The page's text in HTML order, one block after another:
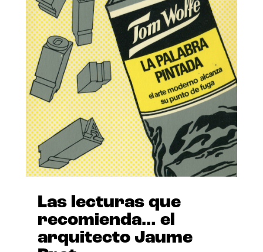
Las lecturas que
recomienda… el
arquitecto Jaume